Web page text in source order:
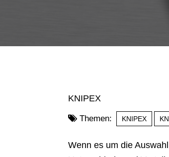
KNIPEX
Themen: KNIPEX
Wenn es um die